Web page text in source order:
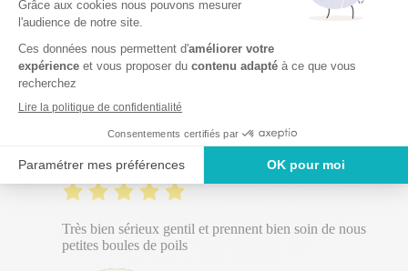
Personnelle à l’écoute
elisabeth verbruggen
Très bien sérieux gentil et prennent bien soin de nous
petites boules de poils